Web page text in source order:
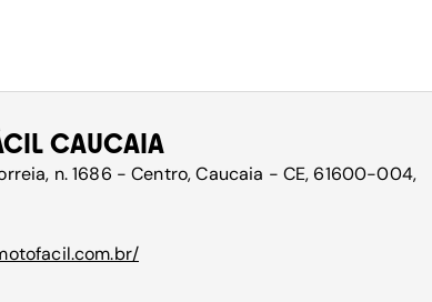
CAUCAIA
n. 1686 - Centro, Caucaia - CE, 61600-004,